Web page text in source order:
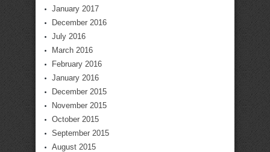
January 2017
December 2016
July 2016
March 2016
February 2016
January 2016
December 2015
November 2015
October 2015
September 2015
August 2015